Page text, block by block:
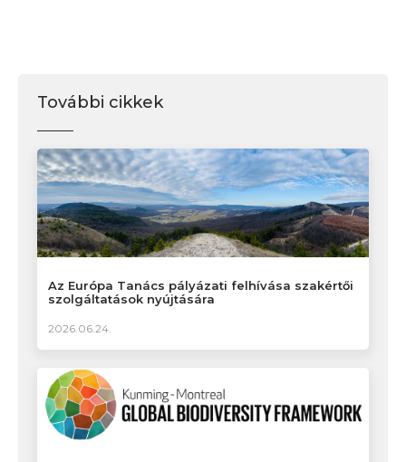
További cikkek
Az Európa Tanács pályázati felhívása szakértői
szolgáltatások nyújtására
2026.06.24.